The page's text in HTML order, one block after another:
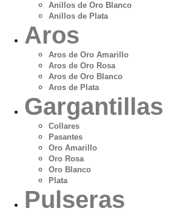
Anillos de Oro Blanco
Anillos de Plata
Aros
Aros de Oro Amarillo
Aros de Oro Rosa
Aros de Oro Blanco
Aros de Plata
Gargantillas
Collares
Pasantes
Oro Amarillo
Oro Rosa
Oro Blanco
Plata
Pulseras